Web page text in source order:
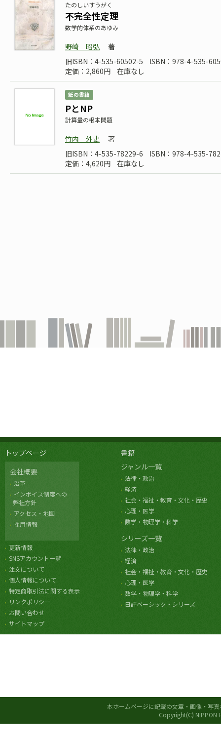
たのしいすうがく
不完全性定理
数学的体系のあゆみ
野崎 昭弘
著
旧ISBN：4-535-60502-5
ISBN：978-4-535-
定価：2,860円
在庫なし
紙の書籍
PとNP
計算量の根本問題
竹内 外史
著
旧ISBN：4-535-78229-6
ISBN：978-4-535-
定価：4,620円
在庫なし
トップページ
会社概要
沿革
インボイス制度への
弊社方針
アクセス・地図
採用情報
更新情報
SNSアカウント一覧
注文について
個人情報について
特定商取引法に関する表示
リンクポリシー
お問い合わせ
サイトマップ
書籍
ジャンル一覧
法律・政治
経済
社会・福祉・教育・文化・歴史
心理・医学
数学・物理学・科学
シリーズ一覧
法律・政治
経済
社会・福祉・教育・文化・歴史
心理・医学
数学・物理学・科学
日評ベーシック・シリーズ
本ホームページに記載の文章・画像・写
Copyright(C) NIPPON